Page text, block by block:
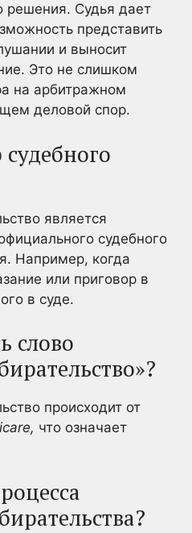
решения. Судья дает
представить
и выносит
Это не слишком
на арбитражном
деловой спор.
является
судебного
Например, когда
или приговор в
в суде.
слово
происходит от
что означает